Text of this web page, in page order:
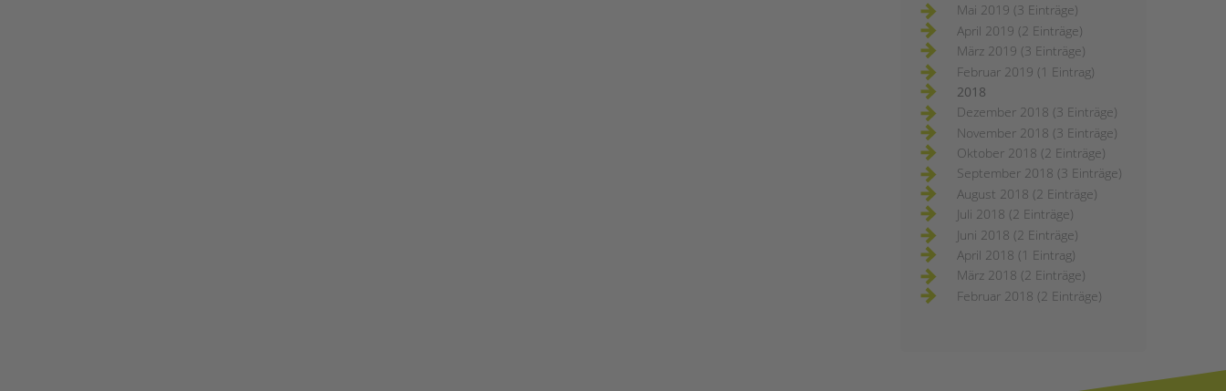
Mai 2019 (3 Einträge)
April 2019 (2 Einträge)
März 2019 (3 Einträge)
Februar 2019 (1 Eintrag)
2018
Dezember 2018 (3 Einträge)
November 2018 (3 Einträge)
Oktober 2018 (2 Einträge)
September 2018 (3 Einträge)
August 2018 (2 Einträge)
Juli 2018 (2 Einträge)
Juni 2018 (2 Einträge)
April 2018 (1 Eintrag)
März 2018 (2 Einträge)
Februar 2018 (2 Einträge)